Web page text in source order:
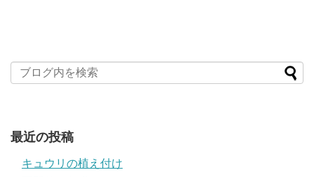
最近の投稿
キュウリの植え付け